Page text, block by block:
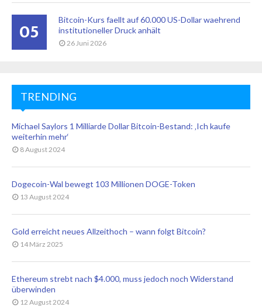
05
Bitcoin-Kurs faellt auf 60.000 US-Dollar waehrend
institutioneller Druck anhält
26 Juni 2026
TRENDING
Michael Saylors 1 Milliarde Dollar Bitcoin-Bestand: ‚Ich kaufe
weiterhin mehr‘
8 August 2024
Dogecoin-Wal bewegt 103 Millionen DOGE-Token
13 August 2024
Gold erreicht neues Allzeithoch – wann folgt Bitcoin?
14 März 2025
Ethereum strebt nach $4.000, muss jedoch noch Widerstand
überwinden
12 August 2024